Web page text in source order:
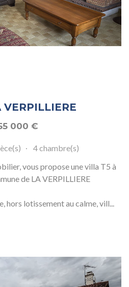
000 €
4 chambre(s)
vous propose une villa T5 à
de LA VERPILLIERE
hors lotissement au calme, vill...